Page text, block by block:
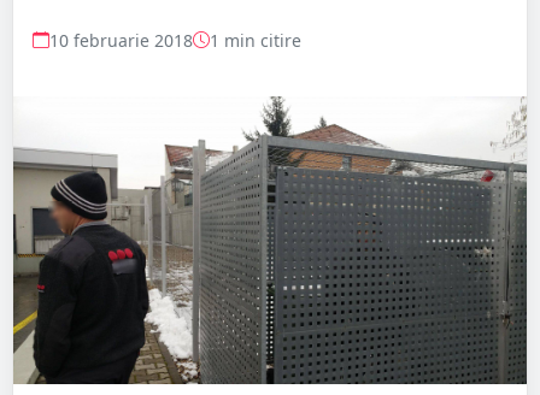
10 februarie 2018 1 min citire